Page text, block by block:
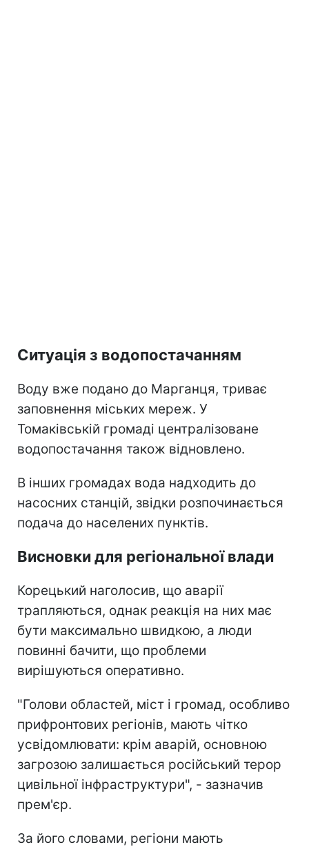
Ситуація з водопостачанням
Воду вже подано до Марганця, триває
заповнення міських мереж. У
Томаківській громаді централізоване
водопостачання також відновлено.
В інших громадах вода надходить до
насосних станцій, звідки розпочинається
подача до населених пунктів.
Висновки для регіональної влади
Корецький наголосив, що аварії
трапляються, однак реакція на них має
бути максимально швидкою, а люди
повинні бачити, що проблеми
вирішуються оперативно.
"Голови областей, міст і громад, особливо
прифронтових регіонів, мають чітко
усвідомлювати: крім аварій, основною
загрозою залишається російський терор
цивільної інфраструктури", - зазначив
прем'єр.
За його словами, регіони мають